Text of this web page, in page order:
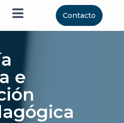
Menú conmutador
Contacto
e